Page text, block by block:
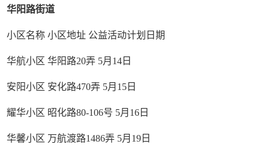
华阳路街道
小区名称 小区地址 公益活动计划日期
华航小区 华阳路20弄 5月14日
安阳小区 安化路470弄 5月15日
耀华小区 昭化路80-106号 5月16日
华馨小区 万航渡路1486弄 5月19日